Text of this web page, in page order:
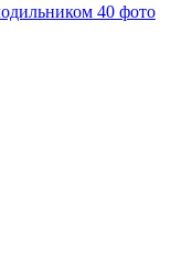
40 фото